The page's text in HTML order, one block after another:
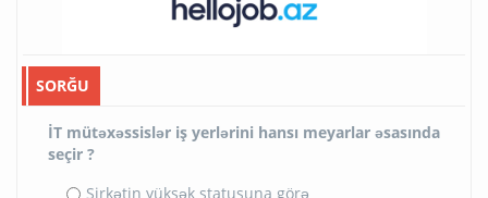
SORĞU
İT mütəxəssislər iş yerlərini hansı meyarlar əsasında
seçir ?
Şirkətin yüksək statusuna görə